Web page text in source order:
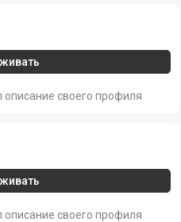
своего профиля
своего профиля